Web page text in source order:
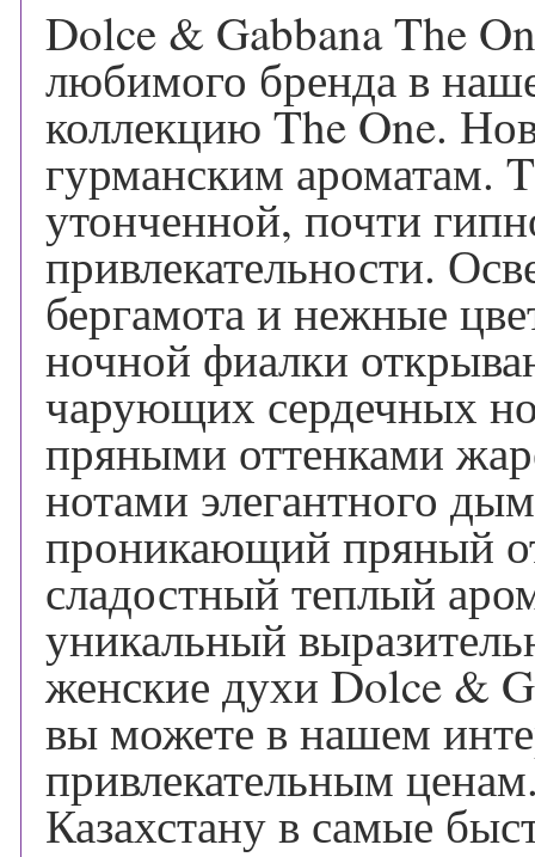
Dolce & Gabbana The
любимого бренда в
коллекцию The One.
гурманским ароматам.
утонченной, почти
привлекательности.
бергамота и нежные
ночной фиалки
чарующих сердечных
пряными оттенками
нотами элегантного
проникающий пряный
сладостный теплый
уникальный
женские духи Dolce &
вы можете в нашем
привлекательным
Казахстану в самые